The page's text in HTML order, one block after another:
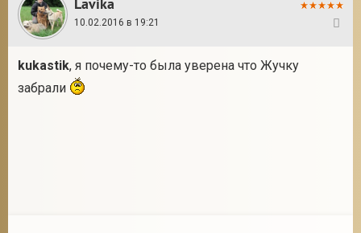
10.02.2016 в 19:21
kukastik, я почему-то была уверена что Жучку
забрали